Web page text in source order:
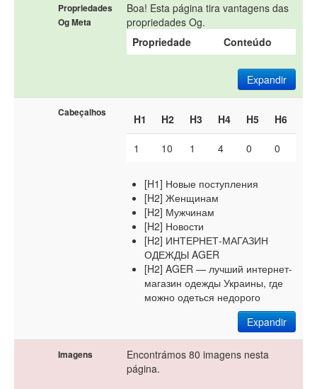
Propriedades
Og Meta
Boa! Esta página tira vantagens das
propriedades Og.
Propriedade
Conteúdo
Expandir
Cabeçalhos H1 H2 H3 H4 H5 H6
1 10 1 4 0 0
[H1] Новые поступления
[H2] Женщинам
[H2] Мужчинам
[H2] Новости
[H2] ИНТЕРНЕТ-МАГАЗИН
ОДЕЖДЫ AGER
[H2] AGER — лучший интернет-
магазин одежды Украины, где
можно одеться недорого
Expandir
Imagens
Encontrámos 80 imagens nesta
página.